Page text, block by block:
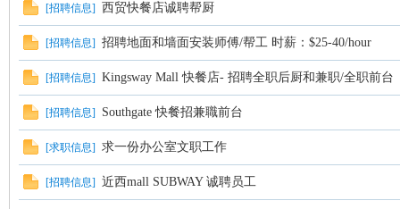
[招聘信息] 西贸快餐店诚聘帮厨
[招聘信息] 招聘地面和墙面安装师傅/帮工 时薪：$25-40/hour
[招聘信息] Kingsway Mall 快餐店- 招聘全职后厨和兼职/全职前台
[招聘信息] Southgate 快餐招兼職前台
[求职信息] 求一份办公室文职工作
[招聘信息] 近西mall SUBWAY 诚聘员工